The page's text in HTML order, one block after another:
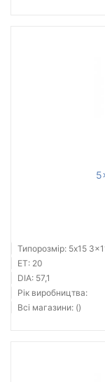
Типорозмір: 5x15
ET: 20
DIA: 57,1
Рік виробництва:
Всі магазини: ()